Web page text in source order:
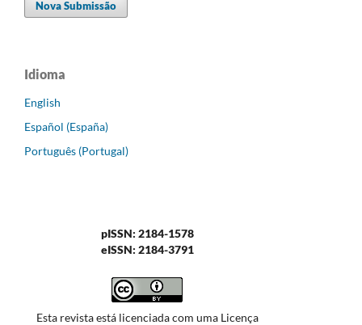
Nova Submissão
Idioma
English
Español (España)
Português (Portugal)
pISSN: 2184-1578
eISSN: 2184-3791
Esta revista está licenciada com uma Licença